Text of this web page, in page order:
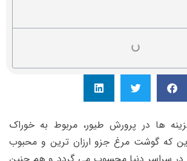
ها در پرورش طیور، مربوط به خوراک
که گوشت مرغ جزو ارزان ترین و محبوب